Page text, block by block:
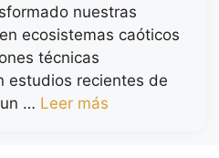
nuestras
ecosistemas caóticos
técnicas
estudios recientes de
… Leer más